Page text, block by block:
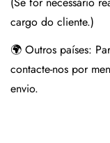
cargo do cliente.)
🌍 Outros países:
contacte-nos por
envio.